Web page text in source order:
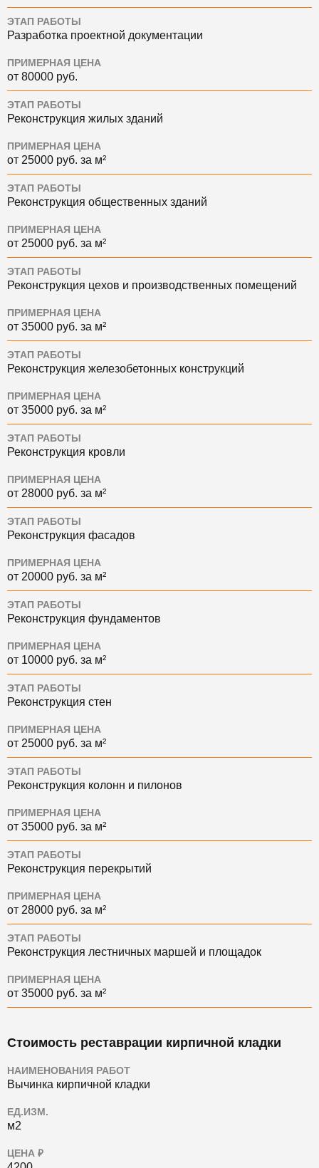
ЭТАП РАБОТЫ
Разработка проектной документации
ПРИМЕРНАЯ ЦЕНА
от 80000 руб.
ЭТАП РАБОТЫ
Реконструкция жилых зданий
ПРИМЕРНАЯ ЦЕНА
от 25000 руб. за м²
ЭТАП РАБОТЫ
Реконструкция общественных зданий
ПРИМЕРНАЯ ЦЕНА
от 25000 руб. за м²
ЭТАП РАБОТЫ
Реконструкция цехов и производственных помещений
ПРИМЕРНАЯ ЦЕНА
от 35000 руб. за м²
ЭТАП РАБОТЫ
Реконструкция железобетонных конструкций
ПРИМЕРНАЯ ЦЕНА
от 35000 руб. за м²
ЭТАП РАБОТЫ
Реконструкция кровли
ПРИМЕРНАЯ ЦЕНА
от 28000 руб. за м²
ЭТАП РАБОТЫ
Реконструкция фасадов
ПРИМЕРНАЯ ЦЕНА
от 20000 руб. за м²
ЭТАП РАБОТЫ
Реконструкция фундаментов
ПРИМЕРНАЯ ЦЕНА
от 10000 руб. за м²
ЭТАП РАБОТЫ
Реконструкция стен
ПРИМЕРНАЯ ЦЕНА
от 25000 руб. за м²
ЭТАП РАБОТЫ
Реконструкция колонн и пилонов
ПРИМЕРНАЯ ЦЕНА
от 35000 руб. за м²
ЭТАП РАБОТЫ
Реконструкция перекрытий
ПРИМЕРНАЯ ЦЕНА
от 28000 руб. за м²
ЭТАП РАБОТЫ
Реконструкция лестничных маршей и площадок
ПРИМЕРНАЯ ЦЕНА
от 35000 руб. за м²
Стоимость реставрации кирпичной кладки
НАИМЕНОВАНИЯ РАБОТ
Вычинка кирпичной кладки
ЕД.ИЗМ.
м2
ЦЕНА ₽